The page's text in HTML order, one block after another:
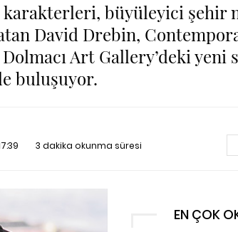
büyüleyici şehir
David Drebin,
Art Gallery’deki yeni
buluşuyor.
3 dakika okunma süresi
EN ÇOK